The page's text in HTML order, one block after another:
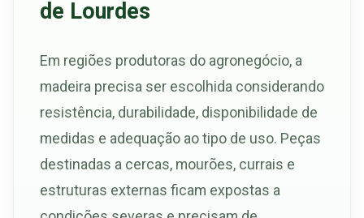
de Lourdes
Em regiões produtoras do agronegócio, a
madeira precisa ser escolhida considerando
resistência, durabilidade, disponibilidade de
medidas e adequação ao tipo de uso. Peças
destinadas a cercas, mourões, currais e
estruturas externas ficam expostas a